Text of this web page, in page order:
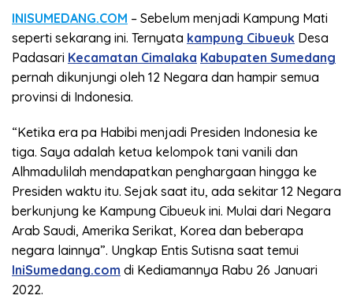
INISUMEDANG.COM – Sebelum menjadi Kampung Mati
seperti sekarang ini. Ternyata kampung Cibueuk Desa
Padasari Kecamatan Cimalaka Kabupaten Sumedang
pernah dikunjungi oleh 12 Negara dan hampir semua
provinsi di Indonesia.
“Ketika era pa Habibi menjadi Presiden Indonesia ke
tiga. Saya adalah ketua kelompok tani vanili dan
Alhmadulilah mendapatkan penghargaan hingga ke
Presiden waktu itu. Sejak saat itu, ada sekitar 12 Negara
berkunjung ke Kampung Cibueuk ini. Mulai dari Negara
Arab Saudi, Amerika Serikat, Korea dan beberapa
negara lainnya”. Ungkap Entis Sutisna saat temui
IniSumedang.com di Kediamannya Rabu 26 Januari
2022.